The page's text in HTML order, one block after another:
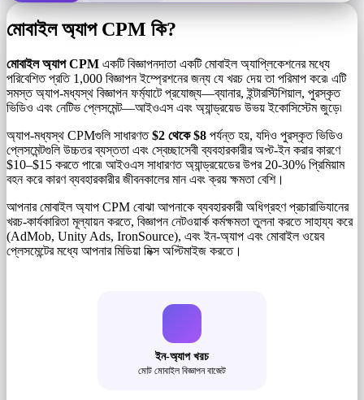
ইম্প্রেশনের সংখ্যা
মোবাইল অ্যাপ CPM কি?
মোবাইল অ্যাপ CPM একটি বিজ্ঞাপনদাতা একটি মোবাইল অ্যাপ্লিকেশনের মধ্যে
পরিবেশিত প্রতি 1,000 বিজ্ঞাপন ইম্প্রেশনের জন্য যে খরচ দেয় তা পরিমাপ করে৷ এটি
সমস্ত অ্যাপ-মধ্যস্থ বিজ্ঞাপন ফর্ম্যাটে প্রযোজ্য—ব্যানার, ইন্টারস্টিশিয়াল, পুরস্কৃত
ভিডিও এবং নেটিভ প্লেসমেন্ট—আইওএস এবং অ্যান্ড্রয়েড উভয় ইকোসিস্টেম জুড়ে৷
অ্যাপ-মধ্যস্থ CPMগুলি সাধারণত$2 থেকে $8 পর্যন্ত হয়, যদিও পুরস্কৃত ভিডিও
প্লেসমেন্টগুলি উচ্চতর ব্যস্ততা এবং স্বেচ্ছাসেবী ব্যবহারকারীর অপ্ট-ইন করার কারণে
$10–$15 করতে পারে৷ আইওএস সাধারণত অ্যান্ড্রয়েডের উপর 20-30% প্রিমিয়াম
বহন করে কারণ ব্যবহারকারীর জীবনকালের মান এবং ক্রয় ক্ষমতা বেশি।
আপনার মোবাইল অ্যাপ CPM বোঝা আপনাকে ব্যবহারকারী অধিগ্রহণ প্রচারাভিযানের
খরচ-কার্যকারিতা মূল্যায়ন করতে, বিজ্ঞাপন নেটওয়ার্ক কর্মক্ষমতা তুলনা করতে সাহায্য করে
(AdMob, Unity Ads, IronSource), এবং ইন-অ্যাপ এবং মোবাইল ওয়েব
প্লেসমেন্টের মধ্যে আপনার মিডিয়া মিক্স অপ্টিমাইজ করতে।
ইন-অ্যাপ খরচ
মোট মোবাইল বিজ্ঞাপন বাজেট